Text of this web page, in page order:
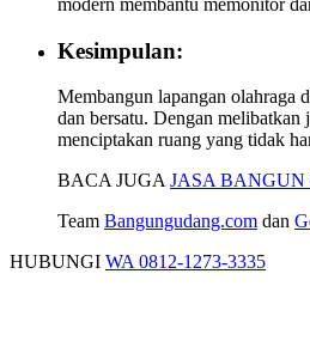
modern membantu memonitor
Kesimpulan:
Membangun lapangan olahraga
dan bersatu. Dengan melibatkan
menciptakan ruang yang tidak
BACA JUGAJASA
Team Bangungudang.com dan
HUBUNGI WA 0812-1273-3335